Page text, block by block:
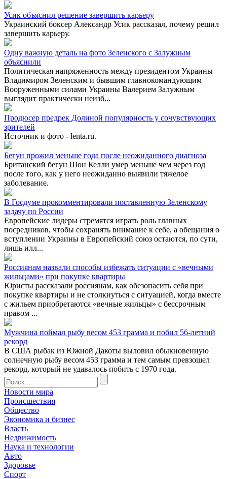
Усик объяснил решение завершить карьеру
Украинский боксер Александр Усик рассказал, почему решил
завершить карьеру.
Одну важную деталь на фото Зеленского с Залужным
объяснили
Политическая напряженность между президентом Украины
Владимиром Зеленским и бывшим главнокомандующим
Вооруженными силами Украины Валерием Залужным
выглядит практически неизб...
Продюсер предрек Долиной популярность у сочувствующих
зрителей
Источник и фото - lenta.ru.
Бегун прожил меньше года после неожиданного диагноза
Британский бегун Шон Келли умер меньше чем через год
после того, как у него неожиданно выявили тяжелое
заболевание.
В Госдуме прокомментировали поставленную Зеленскому
задачу по России
Европейские лидеры стремятся играть роль главных
посредников, чтобы сохранять внимание к себе, а обещания о
вступлении Украины в Европейский союз остаются, по сути,
лишь илл...
Россиянам назвали способы избежать ситуации с «вечными
жильцами» при покупке квартиры
Юристы рассказали россиянам, как обезопасить себя при
покупке квартиры и не столкнуться с ситуацией, когда вместе
с жильем приобретаются «вечные жильцы» с бессрочным
правом ...
Мужчина поймал рыбу весом 453 грамма и побил 56-летний
рекорд
В США рыбак из Южной Дакоты выловил обыкновенную
солнечную рыбу весом 453 грамма и тем самым превзошел
рекорд, который не удавалось побить с 1970 года.
Новости мира
Происшествия
Общество
Экономика и бизнес
Власть
Недвижимость
Наука и технологии
Авто
Здоровье
Спорт